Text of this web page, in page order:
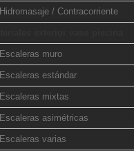
Hidromasaje / Contracorriente
Escaleras muro
Escaleras estándar
Escaleras mixtas
Escaleras asimétricas
Escaleras varias